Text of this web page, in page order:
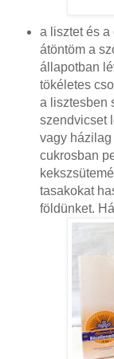
a lisztet és a
átöntöm a
állapotban
tökéletes
a lisztesben
szendvicset
vagy házilag
cukrosban
tasakokat
földünket.